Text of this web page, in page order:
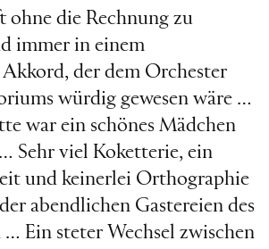
ohne die Rechnung zu
immer in einem
der dem Orchester
würdig gewesen wäre …
war ein schönes Mädchen
Sehr viel Koketterie, ein
und keinerlei Orthographie
abendlichen Gastereien des
Ein steter Wechsel zwischen